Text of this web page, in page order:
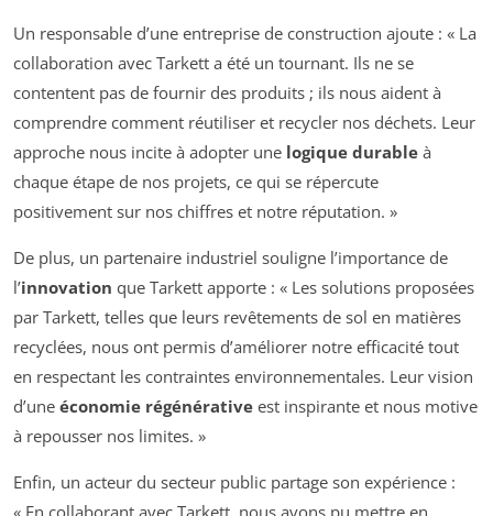
Un responsable d’une entreprise de construction ajoute : « La
collaboration avec Tarkett a été un tournant. Ils ne se
contentent pas de fournir des produits ; ils nous aident à
comprendre comment réutiliser et recycler nos déchets. Leur
approche nous incite à adopter une logique durable à
chaque étape de nos projets, ce qui se répercute
positivement sur nos chiffres et notre réputation. »
De plus, un partenaire industriel souligne l’importance de
l’innovation que Tarkett apporte : « Les solutions proposées
par Tarkett, telles que leurs revêtements de sol en matières
recyclées, nous ont permis d’améliorer notre efficacité tout
en respectant les contraintes environnementales. Leur vision
d’une économie régénérative est inspirante et nous motive
à repousser nos limites. »
Enfin, un acteur du secteur public partage son expérience :